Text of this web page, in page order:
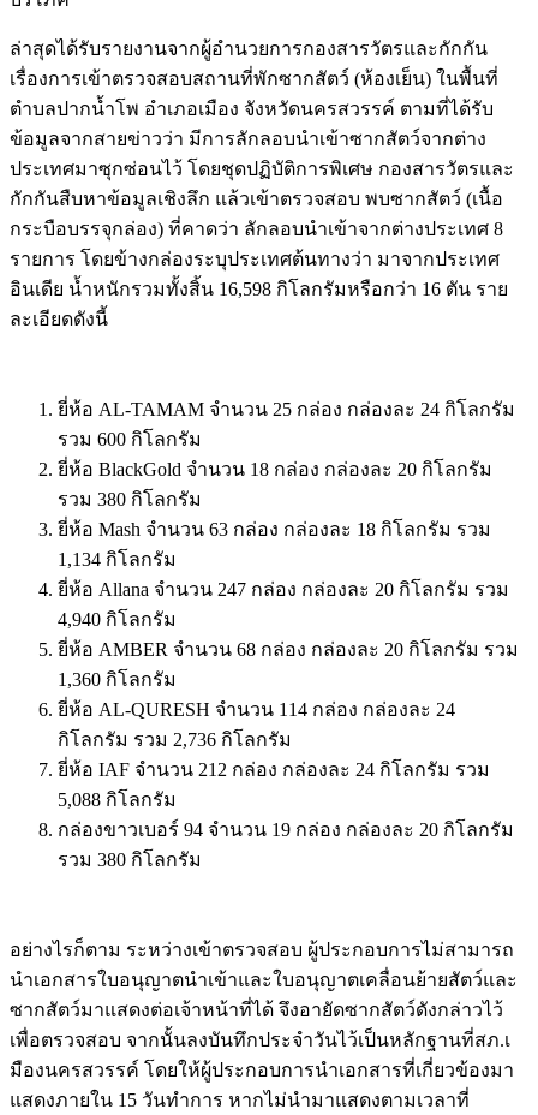
ล่าสุดได้รับรายงานจากผู้อำนวยการกองสารวัตรและกักกัน
เรื่องการเข้าตรวจสอบสถานที่พักซากสัตว์ (ห้องเย็น) ในพื้นที่
ตำบลปากน้ำโพ อำเภอเมือง จังหวัดนครสวรรค์ ตามที่ได้รับ
ข้อมูลจากสายข่าวว่า มีการลักลอบนำเข้าซากสัตว์จากต่าง
ประเทศมาซุกซ่อนไว้ โดยชุดปฏิบัติการพิเศษ กองสารวัตรและ
กักกันสืบหาข้อมูลเชิงลึก แล้วเข้าตรวจสอบ พบซากสัตว์ (เนื้อ
กระบือบรรจุกล่อง) ที่คาดว่า ลักลอบนำเข้าจากต่างประเทศ 8
รายการ โดยข้างกล่องระบุประเทศต้นทางว่า มาจากประเทศ
อินเดีย น้ำหนักรวมทั้งสิ้น 16,598 กิโลกรัมหรือกว่า 16 ตัน ราย
ละเอียดดังนี้
ยี่ห้อ AL-TAMAM จำนวน 25 กล่อง กล่องละ 24 กิโลกรัม
รวม 600 กิโลกรัม
ยี่ห้อ BlackGold จำนวน 18 กล่อง กล่องละ 20 กิโลกรัม
รวม 380 กิโลกรัม
ยี่ห้อ Mash จำนวน 63 กล่อง กล่องละ 18 กิโลกรัม รวม
1,134 กิโลกรัม
ยี่ห้อ Allana จำนวน 247 กล่อง กล่องละ 20 กิโลกรัม รวม
4,940 กิโลกรัม
ยี่ห้อ AMBER จำนวน 68 กล่อง กล่องละ 20 กิโลกรัม รวม
1,360 กิโลกรัม
ยี่ห้อ AL-QURESH จำนวน 114 กล่อง กล่องละ 24
กิโลกรัม รวม 2,736 กิโลกรัม
ยี่ห้อ IAF จำนวน 212 กล่อง กล่องละ 24 กิโลกรัม รวม
5,088 กิโลกรัม
กล่องขาวเบอร์ 94 จำนวน 19 กล่อง กล่องละ 20 กิโลกรัม
รวม 380 กิโลกรัม
อย่างไรก็ตาม ระหว่างเข้าตรวจสอบ ผู้ประกอบการไม่สามารถ
นำเอกสารใบอนุญาตนำเข้าและใบอนุญาตเคลื่อนย้ายสัตว์และ
ซากสัตว์มาแสดงต่อเจ้าหน้าที่ได้ จึงอายัดซากสัตว์ดังกล่าวไว้
เพื่อตรวจสอบ จากนั้นลงบันทึกประจำวันไว้เป็นหลักฐานที่สภ.เ
มืองนครสวรรค์ โดยให้ผู้ประกอบการนำเอกสารที่เกี่ยวข้องมา
แสดงภายใน 15 วันทำการ หากไม่นำมาแสดงตามเวลาที่